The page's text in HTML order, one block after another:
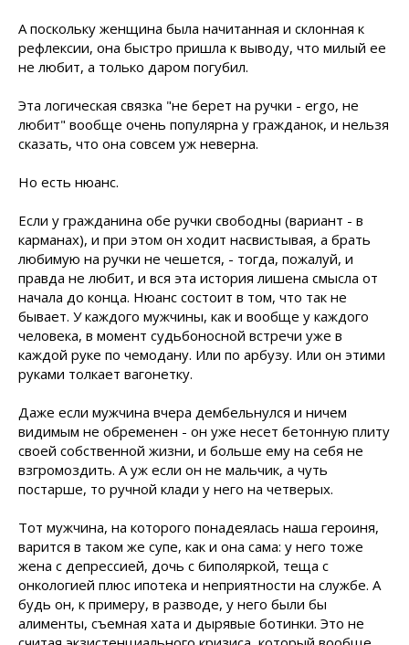
А поскольку женщина была начитанная и склонная к
рефлексии, она быстро пришла к выводу, что милый ее
не любит, а только даром погубил.
Эта логическая связка "не берет на ручки - ergo, не
любит" вообще очень популярна у гражданок, и нельзя
сказать, что она совсем уж неверна.
Но есть нюанс.
Если у гражданина обе ручки свободны (вариант - в
карманах), и при этом он ходит насвистывая, а брать
любимую на ручки не чешется, - тогда, пожалуй, и
правда не любит, и вся эта история лишена смысла от
начала до конца. Нюанс состоит в том, что так не
бывает. У каждого мужчины, как и вообще у каждого
человека, в момент судьбоносной встречи уже в
каждой руке по чемодану. Или по арбузу. Или он этими
руками толкает вагонетку.
Даже если мужчина вчера дембельнулся и ничем
видимым не обременен - он уже несет бетонную плиту
своей собственной жизни, и больше ему на себя не
взгромоздить. А уж если он не мальчик, а чуть
постарше, то ручной клади у него на четверых.
Тот мужчина, на которого понадеялась наша героиня,
варится в таком же супе, как и она сама: у него тоже
жена с депрессией, дочь с биполяркой, теща с
онкологией плюс ипотека и неприятности на службе. А
будь он, к примеру, в разводе, у него были бы
алименты, съемная хата и дырявые ботинки. Это не